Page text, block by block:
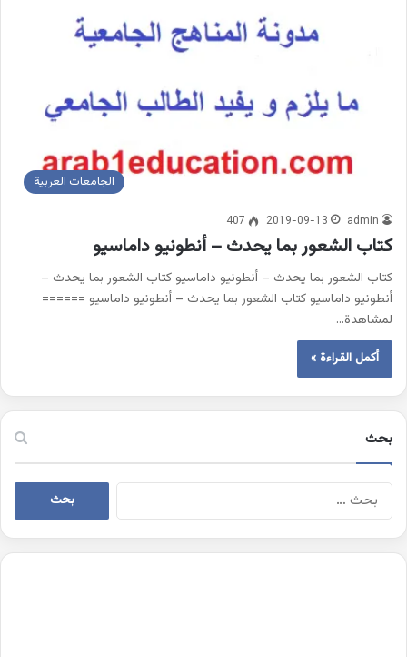
الجامعات العربية
admin
2019-09-13
407
كتاب الشعور بما يحدث – أنطونيو داماسيو
كتاب الشعور بما يحدث – أنطونيو داماسيو كتاب الشعور بما يحدث –
أنطونيو داماسيو كتاب الشعور بما يحدث – أنطونيو داماسيو ======
لمشاهدة…
أكمل القراءة »
بحث
البحث